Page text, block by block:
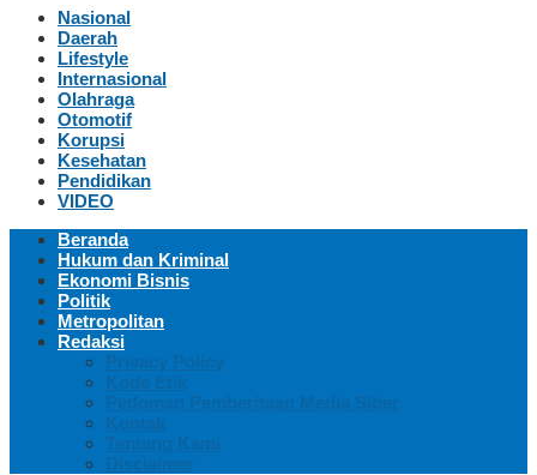
Nasional
Daerah
Lifestyle
Internasional
Olahraga
Otomotif
Korupsi
Kesehatan
Pendidikan
VIDEO
Beranda
Hukum dan Kriminal
Ekonomi Bisnis
Politik
Metropolitan
Redaksi
Privacy Policy
Kode Etik
Pedoman Pemberitaan Media Siber
Kontak
Tentang Kami
Disclaimer